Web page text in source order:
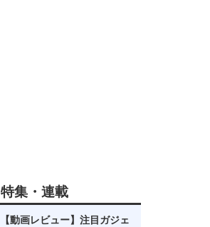
特集・連載
【動画レビュー】注目ガジェ